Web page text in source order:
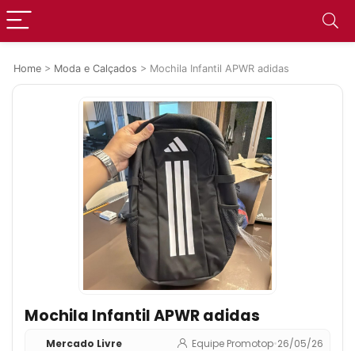
Home > Moda e Calçados > Mochila Infantil APWR adidas
Mochila Infantil APWR adidas
Mercado Livre Equipe Promotop•26/05/26